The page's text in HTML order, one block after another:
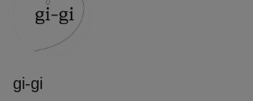
gi-gi